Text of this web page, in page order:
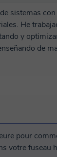
sistemas
He
y
de
no
pour
votre fuseau